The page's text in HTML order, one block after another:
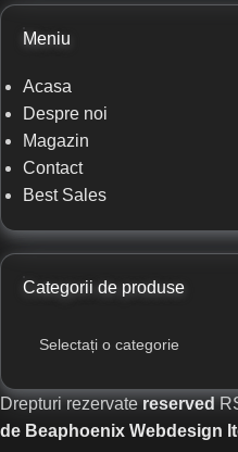
Meniu
Acasa
Despre noi
Magazin
Contact
Best Sales
Categorii de produse
Drepturi rezervatereserved
de Beaphoenix Webdesign